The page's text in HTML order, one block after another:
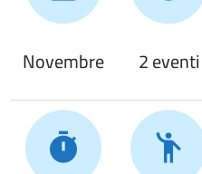
Novembre 2 eventi